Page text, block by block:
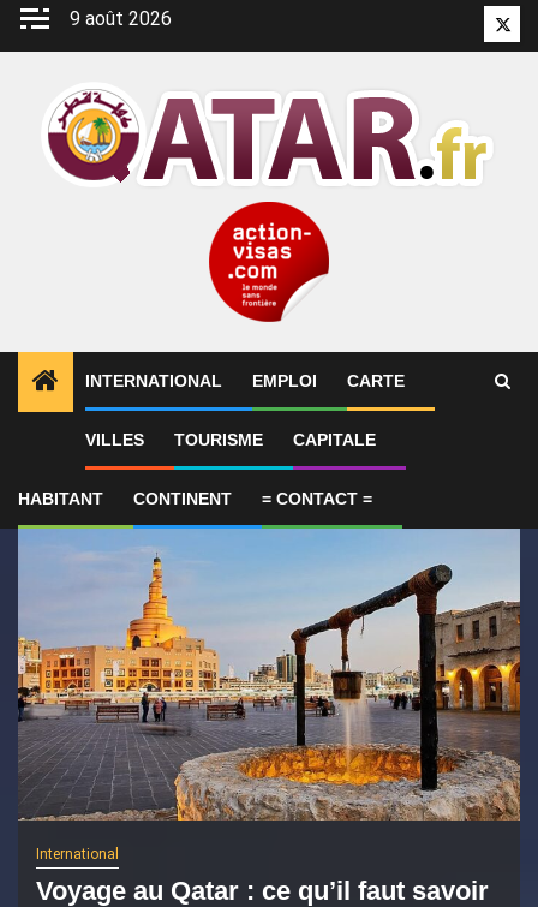
Aller
9 août 2026
INTERNATIONAL EMPLOI CARTE
VILLES TOURISME CAPITALE
HABITANT CONTINENT = CONTACT =
ALERTES INFO 1 Voyage au Qatar : ce qu’il faut
International
Voyage au Qatar : ce qu’il faut savoir